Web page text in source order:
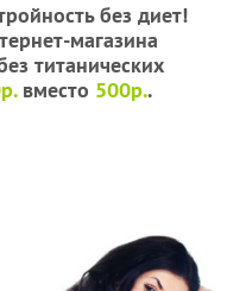
без диет!
магазина
титанических
вместо 500р..